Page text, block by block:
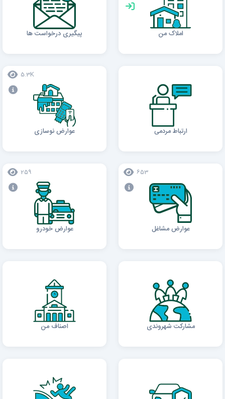
ارتباط مردمی
مشارکت شهروندی اصناف من
املاک من پیگیری درخواست ها
عوارض نوسازی
5.3K
عوارض مشاغل
653
عوارض خودرو
259